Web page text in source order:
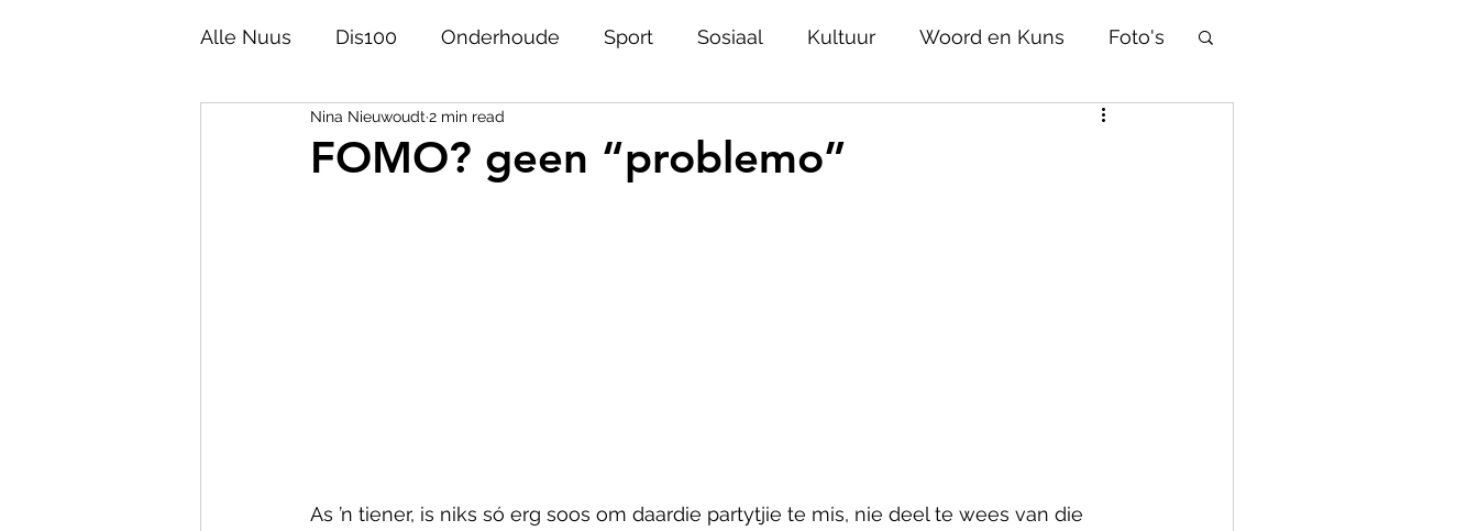
Alle Nuus Dis100 Onderhoude Sport Sosiaal Kultuur Woord en Kuns Foto's
Akademie Opinie Ons plek Afrikaans
FOMO? geen “problemo”
Nina Nieuwoudt 2 min read
As ’n tiener, is niks só erg soos om daardie partytjie te mis, nie deel te wees van die